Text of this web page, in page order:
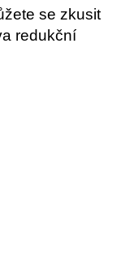
se zkusit
redukční